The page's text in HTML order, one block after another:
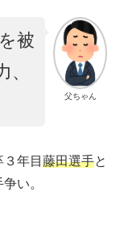
父ちゃん
被
年目 藤田選手と
い。